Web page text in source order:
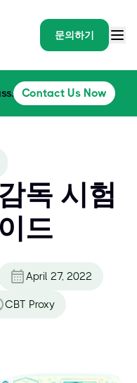
문의하기
Contact Us Now
독 시험
드
April 27, 2022
CBT Proxy